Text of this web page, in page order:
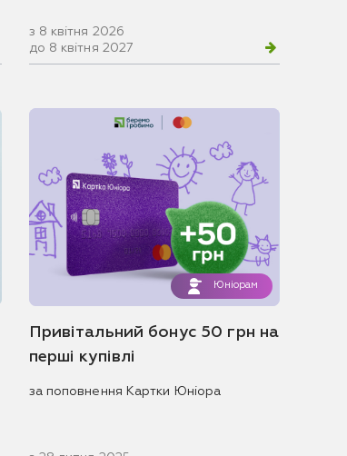
з 8 квітня 2026
до 8 квітня 2027
Юніорам
Привітальний бонус 50 грн на
перші купівлі
за поповнення Картки Юніора